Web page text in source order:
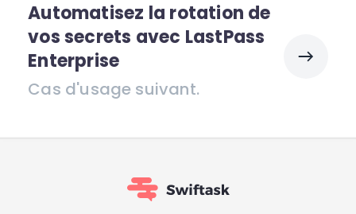
Automatisez la rotation de
vos secrets avec LastPass
Enterprise
Cas d'usage suivant.